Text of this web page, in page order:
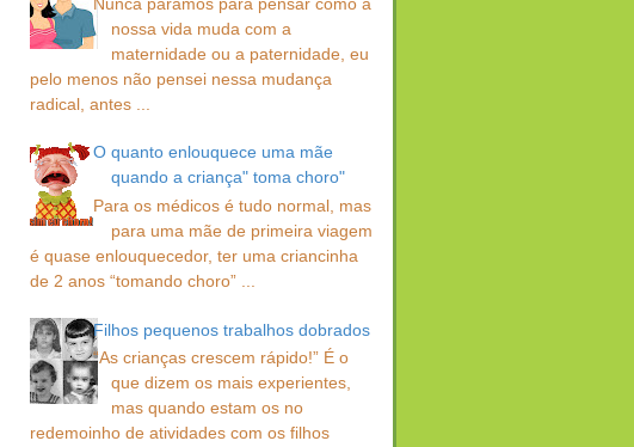
nossa vida muda com a
maternidade ou a paternidade, eu
pelo menos não pensei nessa mudança
radical, antes ...
O quanto enlouquece uma mãe
quando a criança" toma choro"
Para os médicos é tudo normal, mas
para uma mãe de primeira viagem
é quase enlouquecedor, ter uma criancinha
de 2 anos “tomando choro” ...
Filhos pequenos trabalhos dobrados
“As crianças crescem rápido!” É o
que dizem os mais experientes,
mas quando estam os no
redemoinho de atividades com os filhos